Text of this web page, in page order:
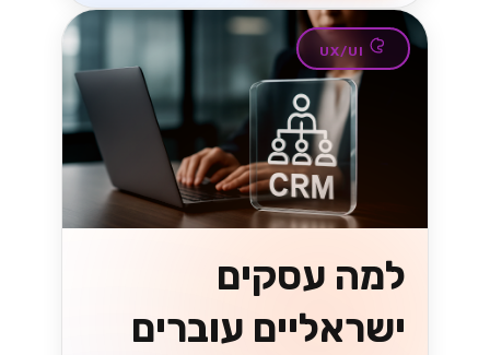
UX/UI
למה עסקים
ישראליים עוברים